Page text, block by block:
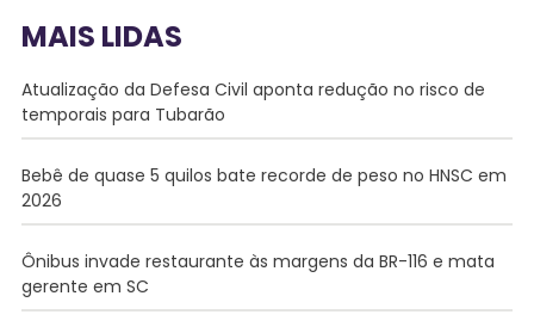
MAIS LIDAS
Atualização da Defesa Civil aponta redução no risco de
temporais para Tubarão
Bebê de quase 5 quilos bate recorde de peso no HNSC em
2026
Ônibus invade restaurante às margens da BR-116 e mata
gerente em SC